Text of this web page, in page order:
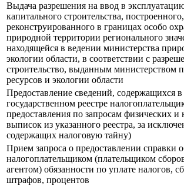
Выдача разрешения на ввод в
капитального строительства, построенного,
реконструированного в границах особо
природной территории регионального
находящейся в ведении министерства
экологии области, в соответствии с
строительство, выданным министерством
ресурсов и экологии области
Предоставление сведений, содержащихся
государственном реестре
предоставления по запросам физических
выписок из указанного реестра, за
содержащих налоговую тайну)
Прием запроса о предоставлении справки
налогоплательщиком (плательщиком
агентом) обязанности по уплате налогов,
штрафов, процентов